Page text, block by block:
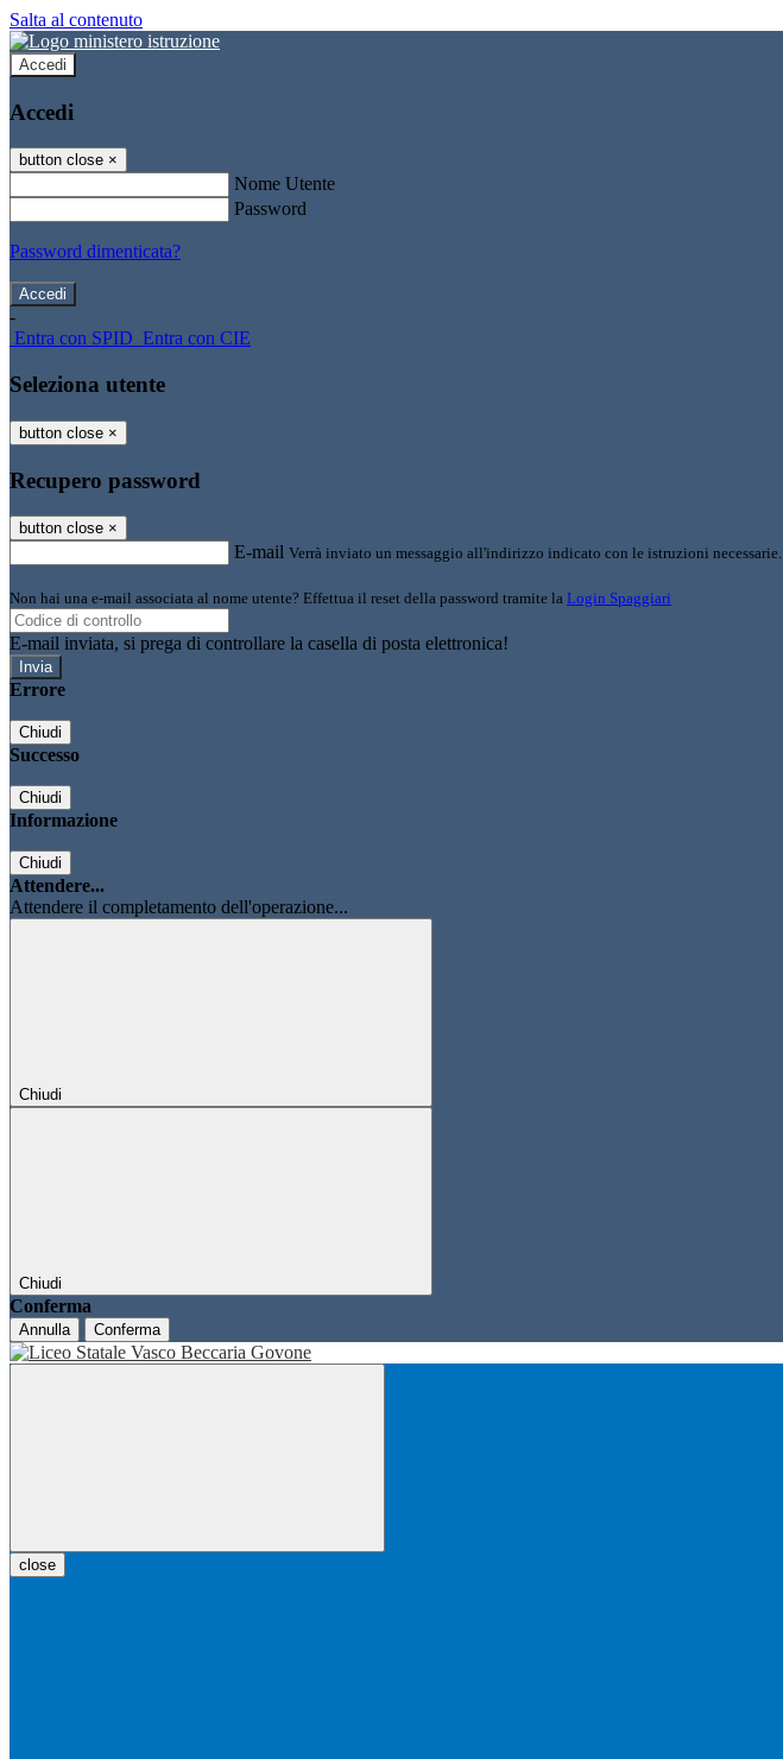
Salta al contenuto
Accedi
Accedi
button close ×
Nome Utente
Password
Password dimenticata?
-
Entra con SPID Entra con CIE
Seleziona utente
button close ×
Recupero password
button close ×
E-mail Verrà inviato un messaggio all'indirizzo indicato con le istruzioni necessarie.
Non hai una e-mail associata al nome utente? Effettua il reset della password tramite la Login Spaggiari
E-mail inviata, si prega di controllare la casella di posta elettronica!
Errore
Chiudi
Successo
Chiudi
Informazione
Chiudi
Attendere...
Attendere il completamento dell'operazione...
Chiudi
Chiudi
Conferma
Annulla Conferma
close